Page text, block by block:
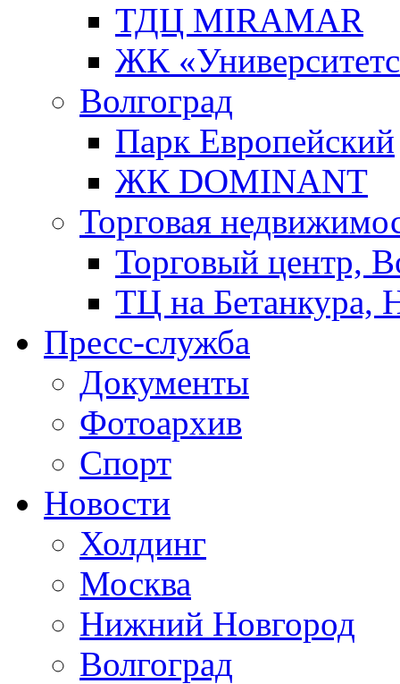
ТДЦ MIRAMAR
ЖК
Волгоград
Парк Европейский
ЖК DOMINANT
Торговая
Торговый центр,
ТЦ на Бетанкура,
Пресс-служба
Документы
Фотоархив
Спорт
Новости
Холдинг
Москва
Нижний Новгород
Волгоград